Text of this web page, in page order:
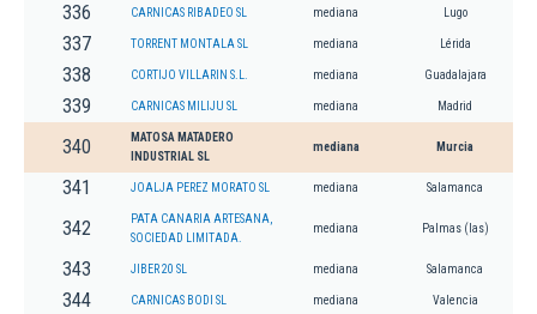
336 CARNICAS RIBADEO SL mediana Lugo
337 TORRENT MONTALA SL mediana Lérida
338 CORTIJO VILLARIN S.L. mediana Guadalajara
339 CARNICAS MILIJU SL mediana Madrid
340
MATOSA MATADERO
INDUSTRIAL SL
mediana Murcia
341 JOALJA PEREZ MORATO SL mediana Salamanca
342
PATA CANARIA ARTESANA,
SOCIEDAD LIMITADA.
mediana Palmas (las)
343 JIBER 20 SL mediana Salamanca
344 CARNICAS BODI SL mediana Valencia